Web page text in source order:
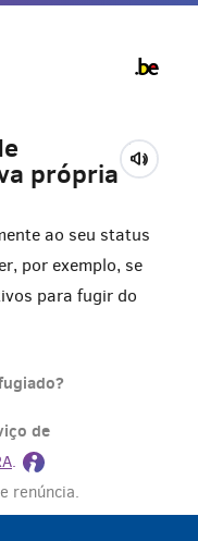
própria
ao seu status
por exemplo, se
para fugir do
de
.
renúncia.